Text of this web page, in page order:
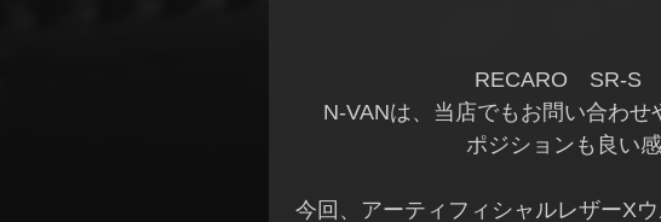
RECARO SR-S
N-VANは、当店でもお問い合わせ
ポジションも良い
今回、アーティフィシャルレザーX